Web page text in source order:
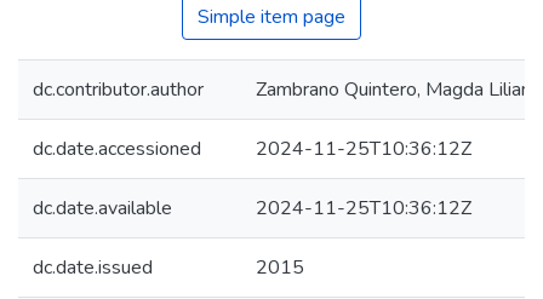
Statistics
Simple item page
dc.contributor.author Zambrano Quintero, Magda Liliana
dc.date.accessioned 2024-11-25T10:36:12Z
dc.date.available 2024-11-25T10:36:12Z
dc.date.issued 2015